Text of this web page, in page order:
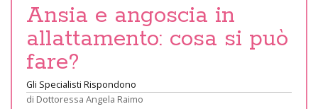
Ansia e angoscia in
allattamento: cosa si può
fare?
Gli Specialisti Rispondono
di Dottoressa Angela Raimo